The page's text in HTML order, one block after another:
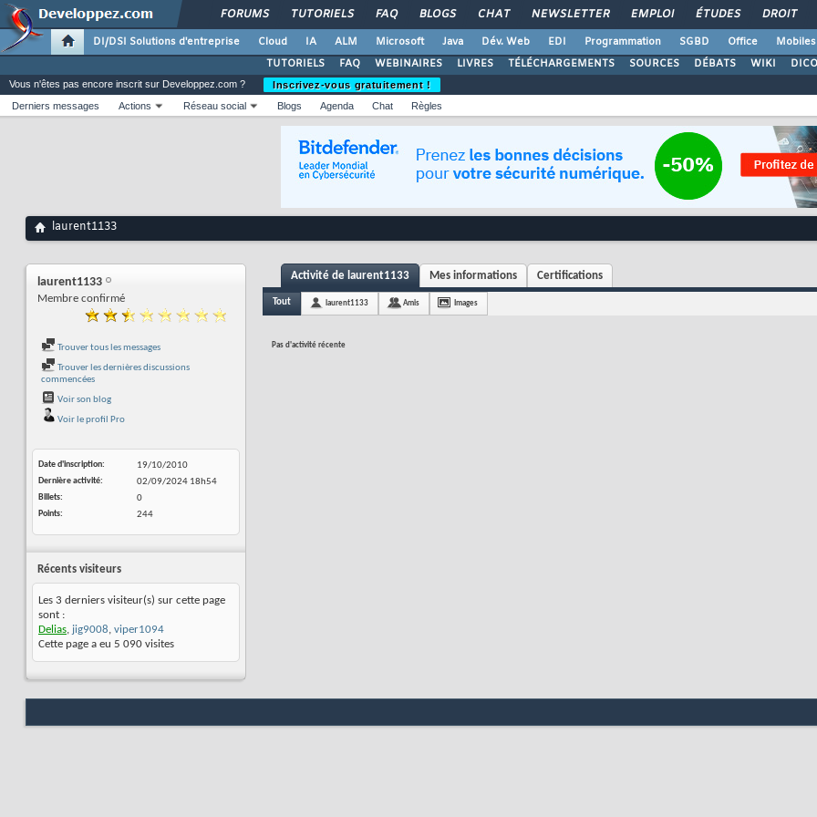
FORUMS TUTORIELS FAQ BLOGS CHAT NEWSLETTER EMPLOI ÉTUDES DROIT
DI/DSI Solutions d'entreprise Cloud IA ALM Microsoft Java Dév. Web EDI Programmation SGBD Office Mobiles
TUTORIELS
FAQ WEBINAIRES LIVRES TÉLÉCHARGEMENTS SOURCES DÉBATS WIKI DICO
Vous n'êtes pas encore inscrit sur Developpez.com ?
Inscrivez-vous gratuitement !
Derniers messages
Actions Réseau social Blogs Agenda Chat Règles
laurent1133
laurent1133
Membre confirmé
Trouver tous les messages
Trouver les dernières discussions
commencées
Voir son blog
Voir le profil Pro
Date d'inscription
19/10/2010
Dernière activité
02/09/2024 18h54
Billets
0
Points
244
Récents visiteurs
Les 3 derniers visiteur(s) sur cette page
sont :
Delias, jig9008, viper1094
Cette page a eu 5 090 visites
Activité de laurent1133 Mes informations Certifications
Tout laurent1133 Amis Images
Pas d'activité récente